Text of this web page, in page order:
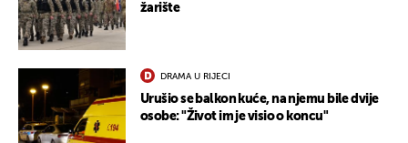
žarište
DRAMA U RIJECI
Urušio se balkon kuće, na njemu bile dvije
osobe: "Život im je visio o koncu"